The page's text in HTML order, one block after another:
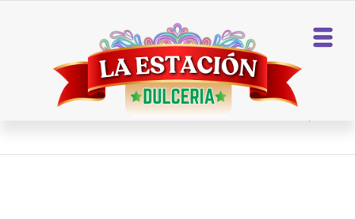
Home
Chile En Polvo